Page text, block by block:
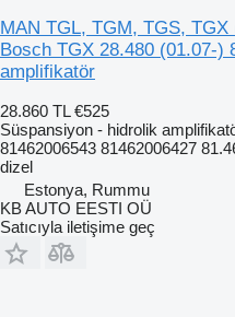
MAN TGL, TGM, TGS,
Bosch TGX 28.480 (01.07-)
amplifikatör
28.860 TL €525
Süspansiyon - hidrolik
81462006543 81462006427
dizel
Estonya, Rummu
KB AUTO EESTI OÜ
Satıcıyla iletişime geç